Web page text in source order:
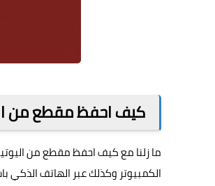
كيف احفظ مقطع من
ما زلنا مع كيف احفظ مقطع من
الكمبيوتر وكذلك عبر الهاتف